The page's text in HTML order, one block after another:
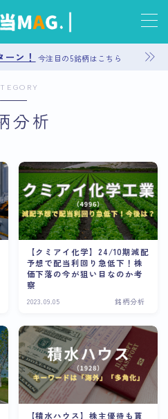
ン！ 今注目の5銘柄はこちら
分析
【クミアイ化学】24/10期減配
予想で配当利回り急低下！株
価下落の今が狙い目なのか考
察
2023.09.05 銘柄分析
【積水ハウス】株主優待も貰